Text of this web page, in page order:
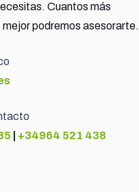
Cuantos más
podremos asesorarte.
+34964 521 438